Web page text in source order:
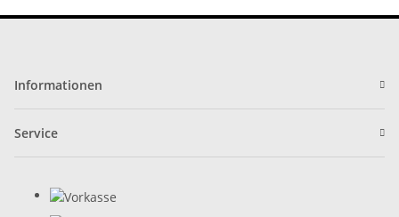
Informationen
Service